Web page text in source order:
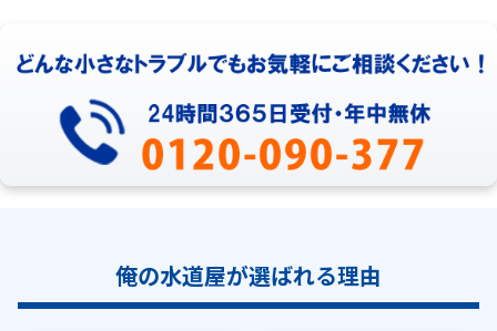
俺の水道屋が選ばれる理由